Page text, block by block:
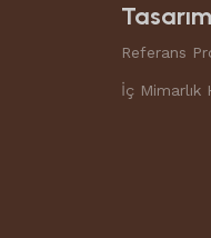
Tasarım
Referans
İç Mimarlık